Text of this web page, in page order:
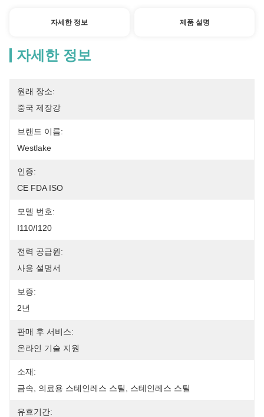
자세한 정보 제품 설명
자세한 정보
원래 장소:
중국 제장강
브랜드 이름:
Westlake
인증:
CE FDA ISO
모델 번호:
I110/I120
전력 공급원:
사용 설명서
보증:
2년
판매 후 서비스:
온라인 기술 지원
소재:
금속, 의료용 스테인레스 스틸, 스테인레스 스틸
유효기간: